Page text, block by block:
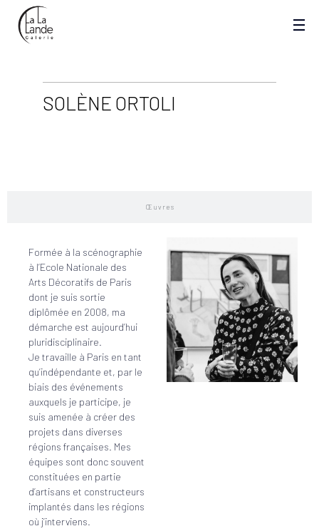
SOLÈNE ORTOLI
Œuvres
Formée à la scénographie
à l’Ecole Nationale des
Arts Décoratifs de Paris
dont je suis sortie
diplômée en 2008, ma
démarche est aujourd’hui
pluridisciplinaire.
Je travaille à Paris en tant
qu’indépendante et, par le
biais des événements
auxquels je participe, je
suis amenée à créer des
projets dans diverses
régions françaises. Mes
équipes sont donc souvent
constituées en partie
d’artisans et constructeurs
implantés dans les régions
où j’interviens.